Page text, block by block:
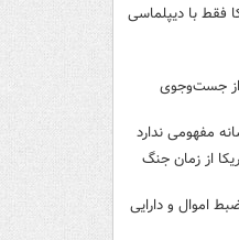
فقط با دیپلماسی
از جست‌وجوی
مفهومی ندارد
از زمان جنگ
اموال و دارایی